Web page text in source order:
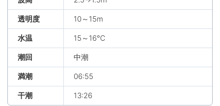
透明度 10～15m
水温 15～16℃
潮回 中潮
満潮 06:55
干潮 13:26